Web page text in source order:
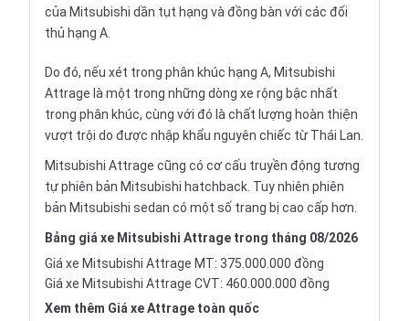
của Mitsubishi dần tụt hạng và đồng bàn với các đối
thủ hạng A.
Do đó, nếu xét trong phân khúc hạng A, Mitsubishi
Attrage là một trong những dòng xe rộng bậc nhất
trong phân khúc, cùng với đó là chất lượng hoàn thiện
vượt trội do được nhập khẩu nguyên chiếc từ Thái Lan.
Mitsubishi Attrage cũng có cơ cấu truyền động tương
tự phiên bản Mitsubishi hatchback. Tuy nhiên phiên
bản Mitsubishi sedan có một số trang bị cao cấp hơn.
Bảng giá xe Mitsubishi Attrage trong tháng 08/2026
Giá xe Mitsubishi Attrage MT: 375.000.000 đồng
Giá xe Mitsubishi Attrage CVT: 460.000.000 đồng
Xem thêm Giá xe Attrage toàn quốc